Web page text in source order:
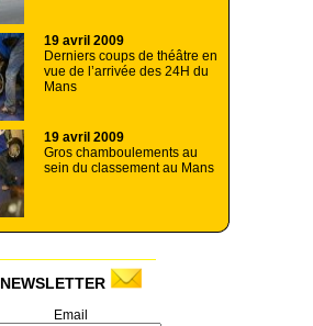
19 avril 2009
Derniers coups de théâtre en
vue de l’arrivée des 24H du
Mans
19 avril 2009
Gros chamboulements au
sein du classement au Mans
NEWSLETTER
Email